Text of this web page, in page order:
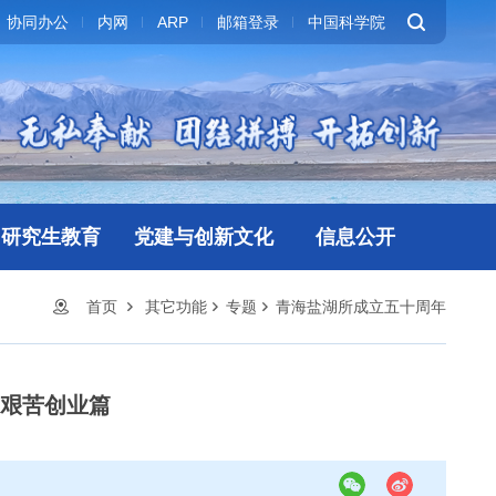
协同办公 内网 ARP 邮箱登录 中国科学院
研究生教育 党建与创新文化 信息公开
首页 其它功能 专题 青海盐湖所成立五十周年
苦创业篇